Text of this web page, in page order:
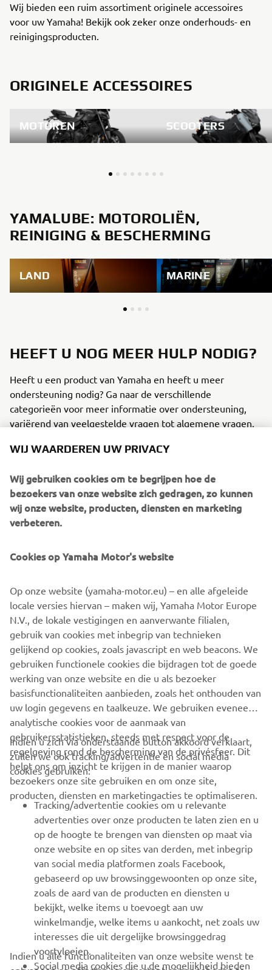
Wij bieden een ruim assortiment originele accessoires
voor uw Yamaha! Bekijk ook zeker onze onderhouds- en
reinigingsproducten.
ORIGINELE ACCESSOIRES
MOTOREN SCOOTERS
YAMALUBE: MOTOROLIËN,
REINIGING & BESCHERMING
LAND MARINE
HEEFT U NOG MEER HULP NODIG?
Heeft u een product van Yamaha en heeft u meer
ondersteuning nodig? Ga naar de verschillende
categorieën voor meer informatie over ondersteuning,
variërend van veelgestelde vragen tot algemene vragen.
WEBSHOP SUPPORT
CORPORATE
BUSINESS
MEER YAMAHA
SUPPORT
NIEUWSBRIEF
Wees de eerste die meer te weten komt over de nieuwste deals,
speciale evenementen, nieuwe producten en nog veel meer
WIJ WAARDEREN UW PRIVACY
Wij gebruiken cookies om te begrijpen hoe de
bezoekers van onze website zich gedragen, zo kunnen
wij onze website, producten, diensten en marketing
verbeteren.
Cookies op Yamaha Motor's website
Op onze website (yamaha-motor.eu) – en alle afgeleide
locale versies hiervan – maken wij, Yamaha Motor Europe
N.V., de lokale vestigingen en aanverwante filialen,
gebruik van cookies met inbegrip van technieken
gelijkend op cookies, zoals javascript en web beacons. We
gebruiken functionele cookies die bijdragen tot de goede
werking van onze website en die u als bezoeker
basisfunctionaliteiten aanbieden, zoals het onthouden van
uw login gegevens en taalkeuze. We gebruiken eveneens
analytische cookies voor de aanmaak van
gebruikersstatistieken, steeds met respect voor de
regelgeving rond de bescherming van de privésfeer. Dit
helpt ons om inzicht te krijgen in de manier waarop
bezoekers onze site gebruiken en om onze site,
producten, diensten en marketingacties te optimaliseren.
Indien u zich via onderstaande button akkoord verklaart,
zullen we ook tracking/advertentie en social media
cookies gebruiken:
Tracking/advertentie cookies om u relevante
advertenties over onze producten te laten zien en u
op de hoogte te brengen van diensten op maat via
onze website en op sites van derden, met inbegrip
van social media platformen zoals Facebook,
gebaseerd op uw browsinggewoonten op onze site,
zoals de aard van de producten en diensten u
bekijkt, welke items u toevoegt aan uw
winkelmandje, welke items u aankocht, net zoals uw
interesses die uit dergelijke browsinggedrag
voortvloeien.
Social media cookies die u de mogelijkheid bieden
Indien u alle functionaliteiten van onze website wenst te